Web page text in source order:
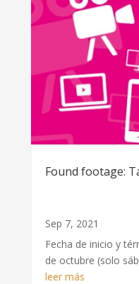
Found footage:
Sep 7, 2021
Fecha de inicio y
de octubre (solo
leer más